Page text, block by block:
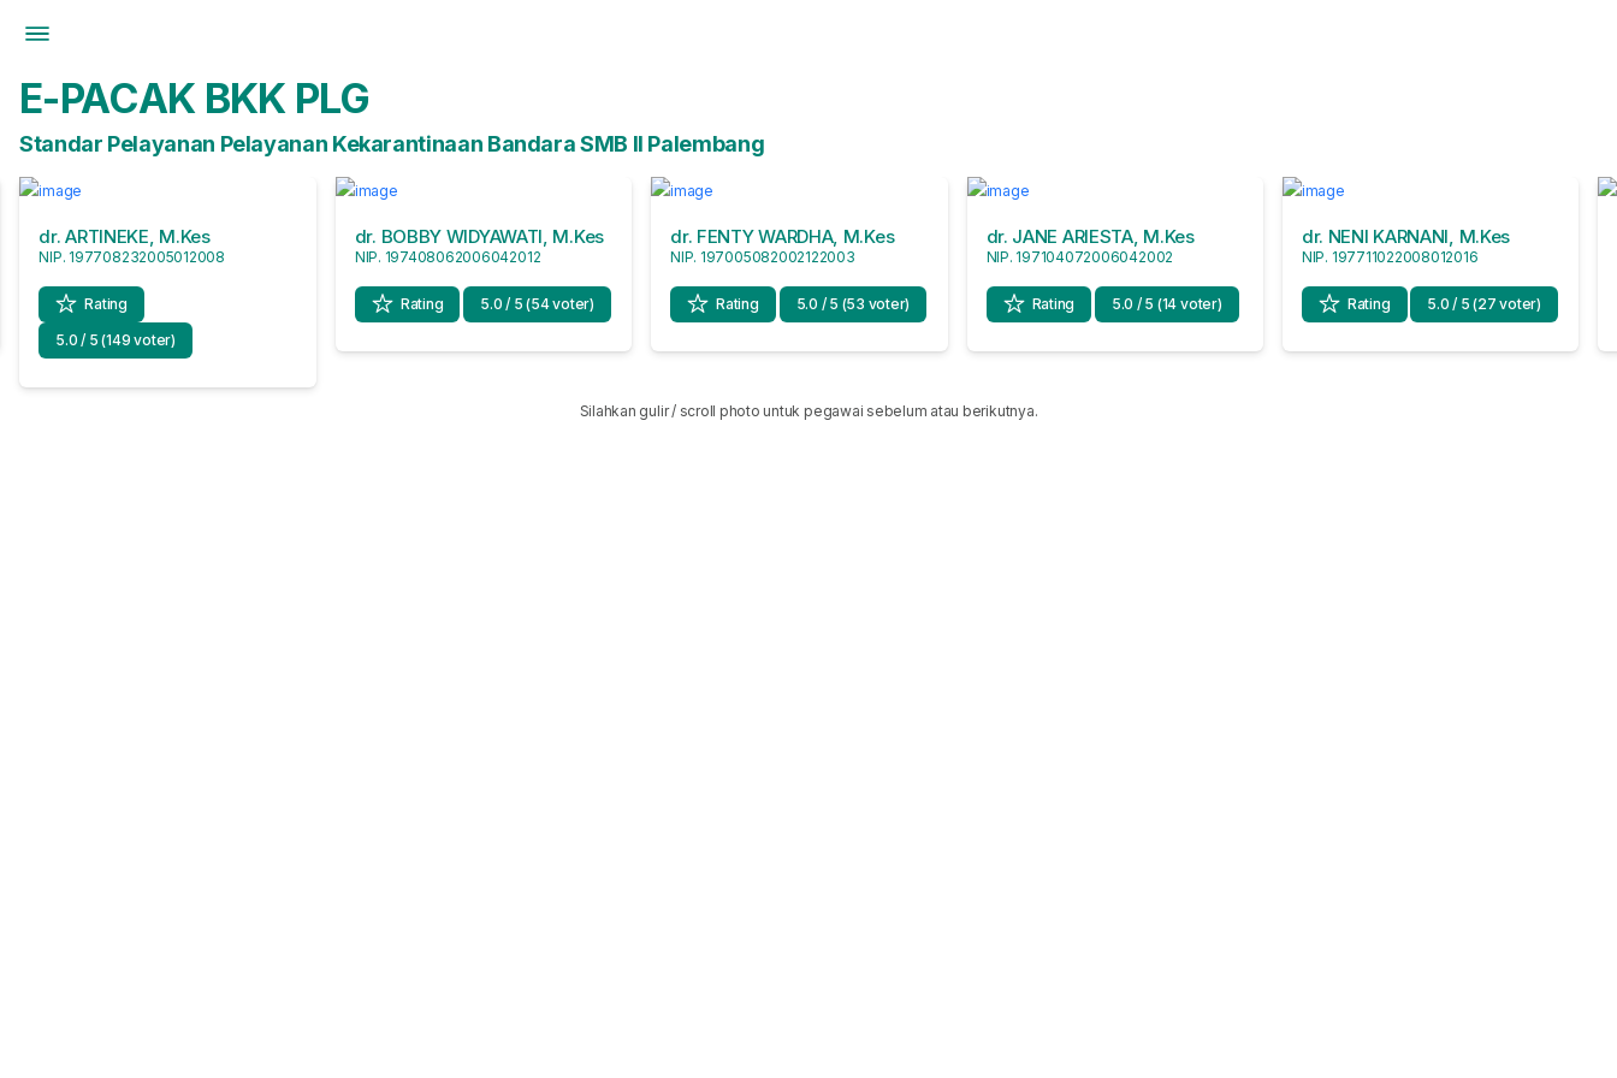
E-PACAK BKK PLG
Standar Pelayanan Pelayanan Kekarantinaan Bandara SMB II Palembang
dr. ARTINEKE, M.Kes
NIP. 197708232005012008
Rating
5.0 / 5 (149 voter)
dr. BOBBY WIDYAWATI, M.Kes
NIP. 197408062006042012
Rating 5.0 / 5 (54 voter)
dr. FENTY WARDHA, M.Kes
NIP. 197005082002122003
Rating 5.0 / 5 (53 voter)
dr. JANE ARIESTA, M.Kes
NIP. 197104072006042002
Rating 5.0 / 5 (14 voter)
dr. NENI KARNANI, M.Kes
NIP. 197711022008012016
Rating 5.0 / 5 (27 voter)
Silahkan gulir / scroll photo untuk pegawai sebelum atau berikutnya.